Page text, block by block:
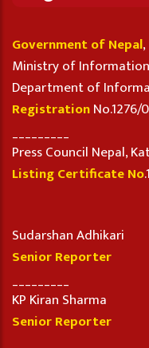
Government of Nepal,
Ministry of
Department of
RegistrationNo.1276/
Press Council Nepal,
Listing Certificate No
Sudarshan Adhikari
Senior Reporter
KP Kiran Sharma
Senior Reporter